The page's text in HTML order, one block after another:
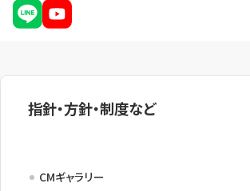
指針・方針・制度など
CMギャラリー